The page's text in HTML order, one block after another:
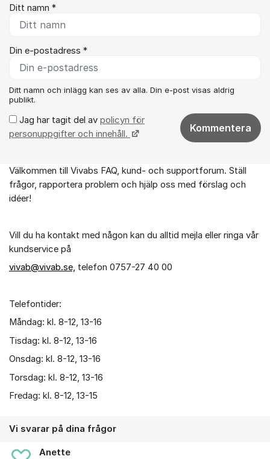
Ditt namn *
Din e-postadress *
Ditt namn och inlägg kan ses av alla. Din e-post visas aldrig
publikt.
Jag har tagit del av policyn för
personuppgifter och innehåll.
Kommentera
Om forumet
Välkommen till Vivabs FAQ, kund- och supportforum. Ställ
frågor, rapportera problem och hjälp oss med förslag och
idéer!
Vill du ha kontakt med någon kan du alltid mejla eller ringa vår
kundservice på
vivab@vivab.se, telefon 0757-27 40 00
Telefontider:
Måndag: kl. 8-12, 13-16
Tisdag: kl. 8-12, 13-16
Onsdag: kl. 8-12, 13-16
Torsdag: kl. 8-12, 13-16
Fredag: kl. 8-12, 13-15
Vi svarar på dina frågor
Anette